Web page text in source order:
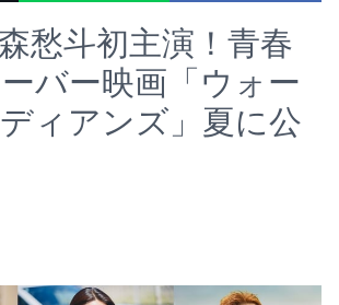
愁斗初主演！青春
バー映画「ウォー
ィアンズ」夏に公